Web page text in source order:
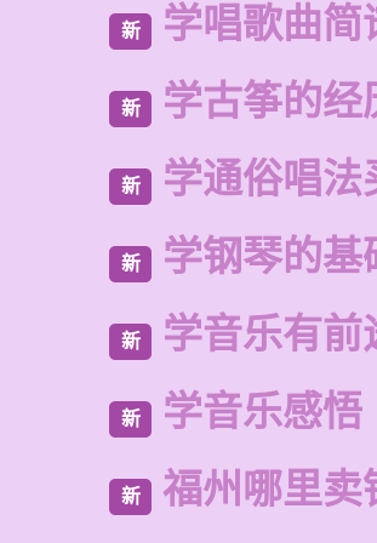
新 学唱歌曲简
新 学古筝的经
新 学通俗唱法
新 学钢琴的基
新 学音乐有前
新 学音乐感悟
新 福州哪里卖